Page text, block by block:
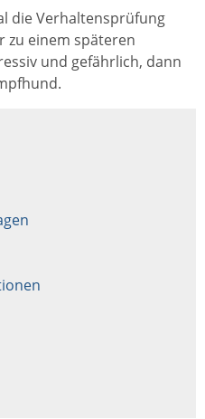
die Verhaltensprüfung
zu einem späteren
und gefährlich, dann